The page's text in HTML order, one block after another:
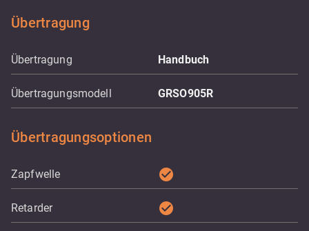
Übertragung
Übertragung Handbuch
Übertragungsmodell GRSO905R
Übertragungsoptionen
Zapfwelle check_circle
Retarder check_circle